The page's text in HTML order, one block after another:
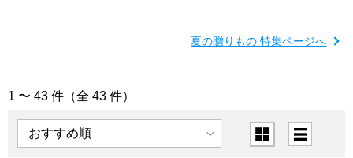
夏の贈りもの 特集ページへ
「中華惣菜」の商品一覧
1 〜 43 件（全 43 件）
表示順 表示切替